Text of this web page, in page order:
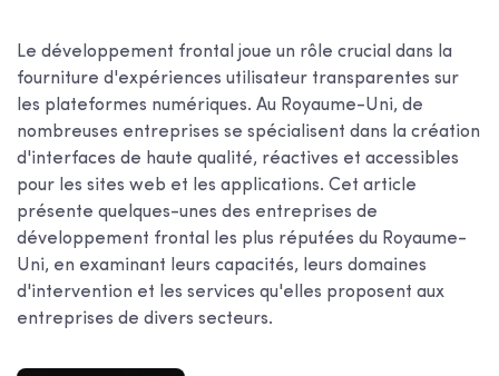
Le développement frontal joue un rôle crucial dans la
fourniture d'expériences utilisateur transparentes sur
les plateformes numériques. Au Royaume-Uni, de
nombreuses entreprises se spécialisent dans la création
d'interfaces de haute qualité, réactives et accessibles
pour les sites web et les applications. Cet article
présente quelques-unes des entreprises de
développement frontal les plus réputées du Royaume-
Uni, en examinant leurs capacités, leurs domaines
d'intervention et les services qu'elles proposent aux
entreprises de divers secteurs.